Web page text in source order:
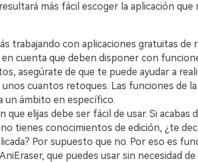
más fácil escoger la aplicación que
trabajando con aplicaciones gratuitas de
cuenta que deben disponer con
asegúrate de que te puede ayudar a
cuantos retoques.󠀲󠀡󠀡󠀤󠀧󠀢󠀧󠀤󠀤󠀳󠀰 Las funciones de
un ámbito en específico󠀲󠀡󠀡󠀤󠀧󠀢󠀧󠀤󠀥󠀳.
que elijas debe ser fácil de usar. Si acabas
tienes conocimientos de edición, ¿te
Por supuesto que no.󠀲󠀡󠀡󠀤󠀧󠀢󠀧󠀤󠀨󠀳󠀰 Por eso es
que puedes usar sin necesidad